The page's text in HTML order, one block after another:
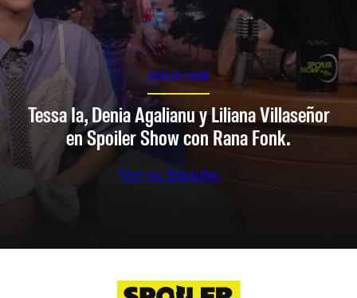
SPOILER SHOW
Tessa Ia, Denia Agalianu y Liliana Villaseñor
en Spoiler Show con Rana Fonk.
Ver en Youtube